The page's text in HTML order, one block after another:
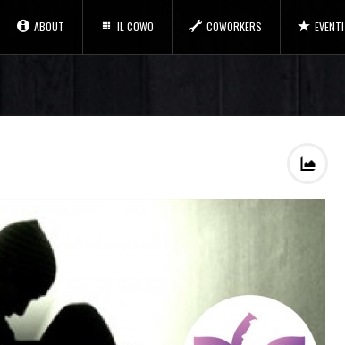
ABOUT IL COWO COWORKERS EVENTI